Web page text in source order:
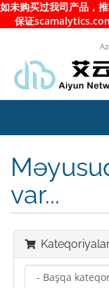
如未购买过我司产品，
保证
var...